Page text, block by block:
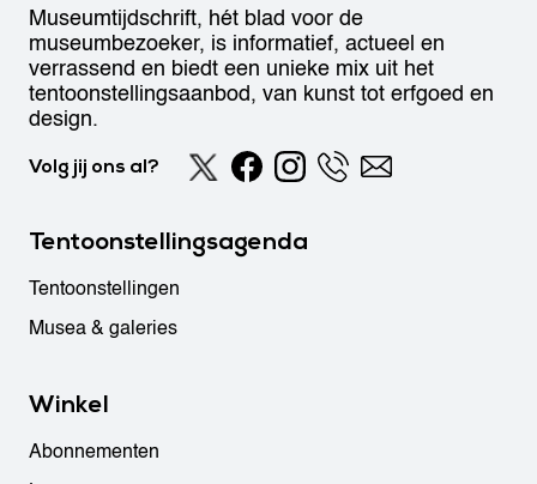
Museumtijdschrift, hét blad voor de
museumbezoeker, is informatief, actueel en
verrassend en biedt een unieke mix uit het
tentoonstellingsaanbod, van kunst tot erfgoed en
design.
Volg jij ons al?
Tentoonstellingsagenda
Tentoonstellingen
Musea & galeries
Winkel
Abonnementen